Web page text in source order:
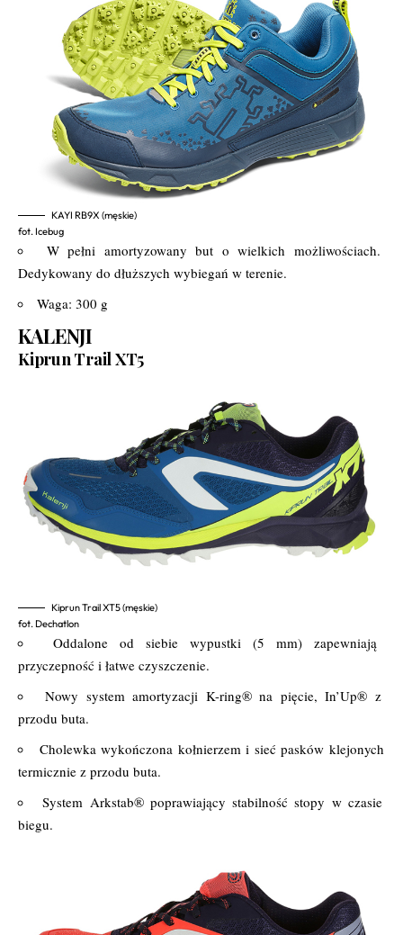
KAYI RB9X (męskie)
fot. Icebug
W pełni amortyzowany but o wielkich możliwościach.
Dedykowany do dłuższych wybiegań w terenie.
Waga: 300 g
KALENJI
Kiprun Trail XT5
Kiprun Trail XT5 (męskie)
fot. Dechatlon
Oddalone od siebie wypustki (5 mm) zapewniają
przyczepność i łatwe czyszczenie.
Nowy system amortyzacji K-ring® na pięcie, In’Up® z
przodu buta.
Cholewka wykończona kołnierzem i sieć pasków klejonych
termicznie z przodu buta.
System Arkstab® poprawiający stabilność stopy w czasie
biegu.